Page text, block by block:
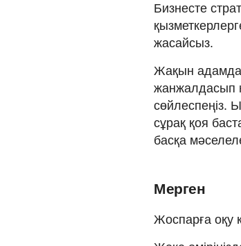
Бизнесте
жасайсыз.
Жақын
жанжалдасып
сөйлеспеңіз.
сұрақ қоя
басқа
Мерген
Жоспарға оқу